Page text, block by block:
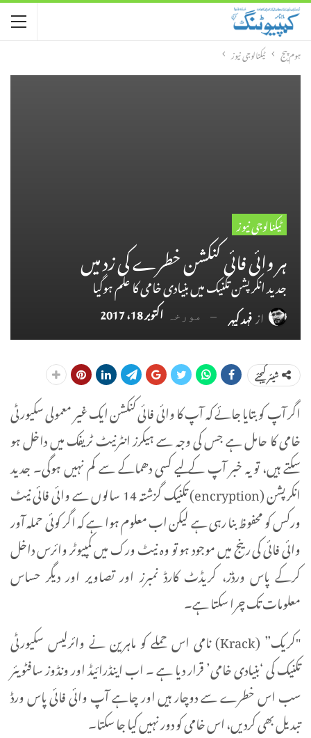
ہوم پیج ٹیکنالوجی نیوز
ٹیکنالوجی نیوز
ہر وائی فائی کنکشن خطرے کی زد میں
جدید انکرپشن تکنیک میں بنیادی خامی کا علم ہوگیا
ازفہد کیہر مورخہ اکتوبر 18، 2017
شیئر کیجئے
اگر آپ کو بتایا جائے کہ آپ کا وائی فائی کنکشن ایک غیر معمولی سکیورٹی
خامی کا حامل ہے جس کی وجہ سے ہیکرز انٹرنیٹ ٹریفک میں داخل ہو
سکتے ہیں، تو یہ خبر آپ کے لیے کسی دھماکے سے کم نہیں ہوگی۔ جدید
انکرپشن (encryption) تکنیک گزشتہ 14 سالوں سے وائی فائی نیٹ
ورکس کو محفوظ بنا رہی ہے لیکن اب معلوم ہوا ہے کہ اگر کوئی حملہ آور
وائی فائی کی رینج میں موجود ہو تو وہ نیٹ ورک میں کمپیوٹر وائرس داخل
کرکے پاس ورڈز، کریڈٹ کارڈ نمبرز اور تصاویر اور دیگر حساس
معلومات تک چرا سکتا ہے۔
"کریک” (Krack) نامی اس حملے کو ماہرین نے وائرلیس سکیورٹی
تکنیک کی ‘بنیادی خامی’ قرار دیا ہے ۔ اب اینڈرائیڈ اور ونڈوز سافٹویئر
سب اس خطرے سے دوچار ہیں اور چاہے آپ وائی فائی پاس ورڈ
تبدیل بھی کردیں، اس خامی کو دور نہیں کیا جا سکتا۔